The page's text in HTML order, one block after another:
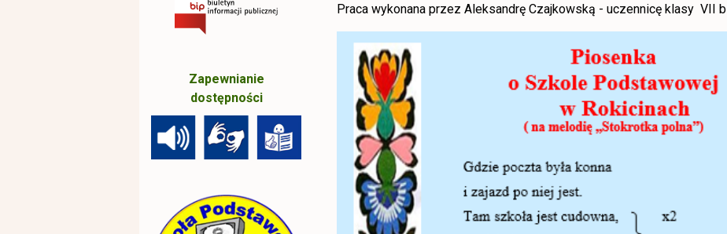
Praca wykonana przez Aleksandrę Czajkowską - uczennicę klasy VII b
Zapewnianie
dostępności